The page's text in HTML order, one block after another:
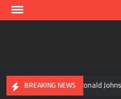
Skip
BREAKING NEWSRonald Johnson